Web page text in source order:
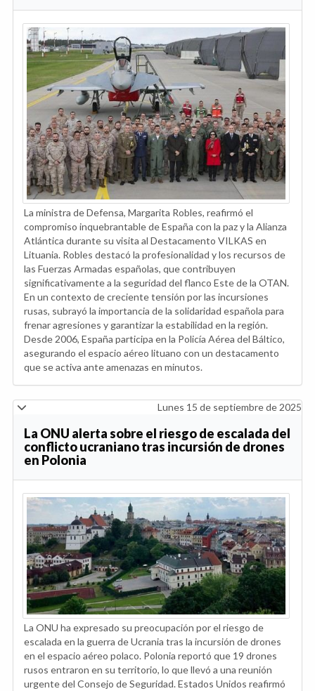
La ministra de Defensa, Margarita Robles, reafirmó el
compromiso inquebrantable de España con la paz y la Alianza
Atlántica durante su visita al Destacamento VILKAS en
Lituania. Robles destacó la profesionalidad y los recursos de
las Fuerzas Armadas españolas, que contribuyen
significativamente a la seguridad del flanco Este de la OTAN.
En un contexto de creciente tensión por las incursiones
rusas, subrayó la importancia de la solidaridad española para
frenar agresiones y garantizar la estabilidad en la región.
Desde 2006, España participa en la Policía Aérea del Báltico,
asegurando el espacio aéreo lituano con un destacamento
que se activa ante amenazas en minutos.
Lunes 15 de septiembre de 2025
La ONU alerta sobre el riesgo de escalada del
conflicto ucraniano tras incursión de drones
en Polonia
La ONU ha expresado su preocupación por el riesgo de
escalada en la guerra de Ucrania tras la incursión de drones
en el espacio aéreo polaco. Polonia reportó que 19 drones
rusos entraron en su territorio, lo que llevó a una reunión
urgente del Consejo de Seguridad. Estados Unidos reafirmó